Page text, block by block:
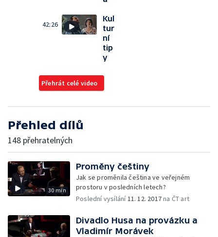
42:26
Kul
tur
ní
tip
y
Přehrát celé video
Přehled dílů
148 přehratelných
30 min
Proměny češtiny
Jak se proměnila čeština ve veřejném
prostoru v posledních letech?
Poslední vysílání11. 12. 2017na ČT art
Divadlo Husa na provázku a
Vladimír Morávek